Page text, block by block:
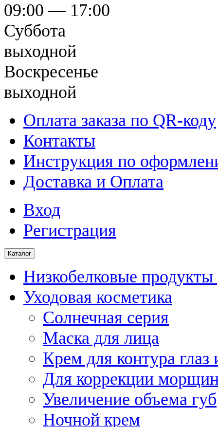
09:00 — 17:00
Суббота
выходной
Воскресенье
выходной
Оплата заказа по QR-коду
Контакты
Инструкция по
Доставка и Оплата
Вход
Регистрация
Каталог
Низкобелковые продукты
Уходовая косметика
Солнечная серия
Маска для лица
Крем для контура глаз
Для коррекции
Увеличение объема губ
Ночной крем